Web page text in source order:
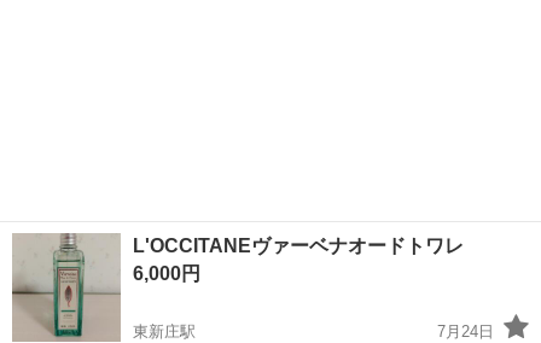
L'OCCITANEヴァーベナオードトワレ
6,000円
東新庄駅
7月24日